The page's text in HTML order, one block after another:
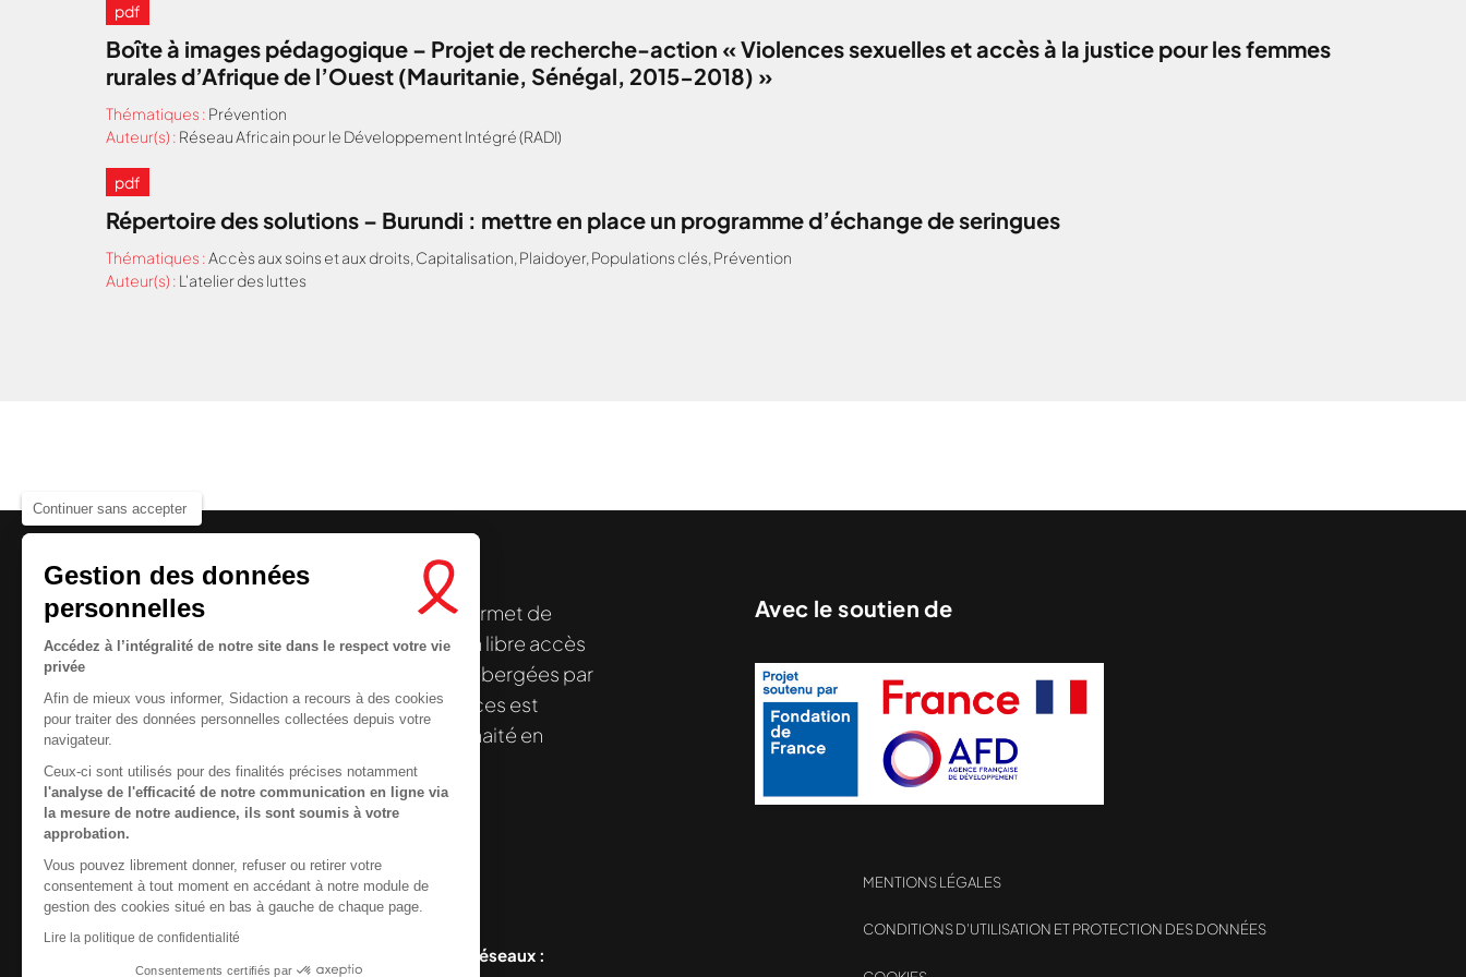
Continuer sans accepter
Gestion des données
personnelles
Accédez à l’intégralité de notre site dans le respect votre vie
privée
Afin de mieux vous informer, Sidaction a recours à des cookies
pour traiter des données personnelles collectées depuis votre
navigateur.
Ceux-ci sont utilisés pour des finalités précises notamment
l'analyse de l'efficacité de notre communication en ligne via
la mesure de notre audience, ils sont soumis à votre
approbation.
Vous pouvez librement donner, refuser ou retirer votre
consentement à tout moment en accédant à notre module de
gestion des cookies situé en bas à gauche de chaque page.
Lire la politique de confidentialité
Consentements certifiés par
pdf
Boîte à images pédagogique – Projet de recherche-action « Violences sexuelles et accès à la justice pour les femmes
rurales d’Afrique de l’Ouest (Mauritanie, Sénégal, 2015-2018) »
Thématiques : Prévention
Auteur(s) : Réseau Africain pour le Développement Intégré (RADI)
pdf
Répertoire des solutions – Burundi : mettre en place un programme d’échange de seringues
Thématiques :Accès aux soins et aux droits, Capitalisation, Plaidoyer, Populations clés, Prévention
Auteur(s) : L'atelier des luttes
Nous cherchons le contenu demandé....
Le centre de ressources de Sidactionpermet de
disposer de ressources francophones en libre accès
. À l’origine, hébergées par
la Plateforme ELSA, le Centre de ressources est
désormais gérée par Sidaction qui a souhaité en
reprendre le pilotage.
Avec le soutien de
Contactez-nous
Newsletter
Nous suivre sur les réseaux :
MENTIONS LÉGALES
CONDITIONS D’UTILISATION ET PROTECTION DES DONNÉES